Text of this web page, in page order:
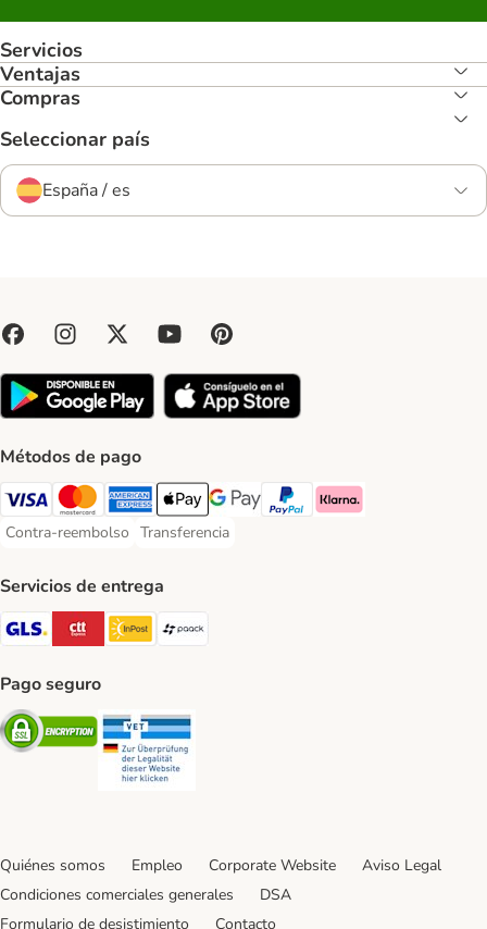
Servicios
Ventajas
Compras
Seleccionar país
España / es
Métodos de pago
Visa Payment Method
Mastercard Payment Method
American Express Payment Method
Apple Pay Payment Method
Google Pay Payment Method
PayPal Payment Method
Klarna Payment Method
Contra-reembolso
Contra-reembolso Payment Method
Transferencia
Transferencia Payment Method
Servicios de entrega
GLS Shipping Method
CTTExpress Shipping Method
InPost Shipping Method
paack Shipping Method
Pago seguro
Security
Quiénes somos Empleo Corporate Website
Aviso Legal
Condiciones comerciales generales
DSA
Formulario de desistimiento
Contacto